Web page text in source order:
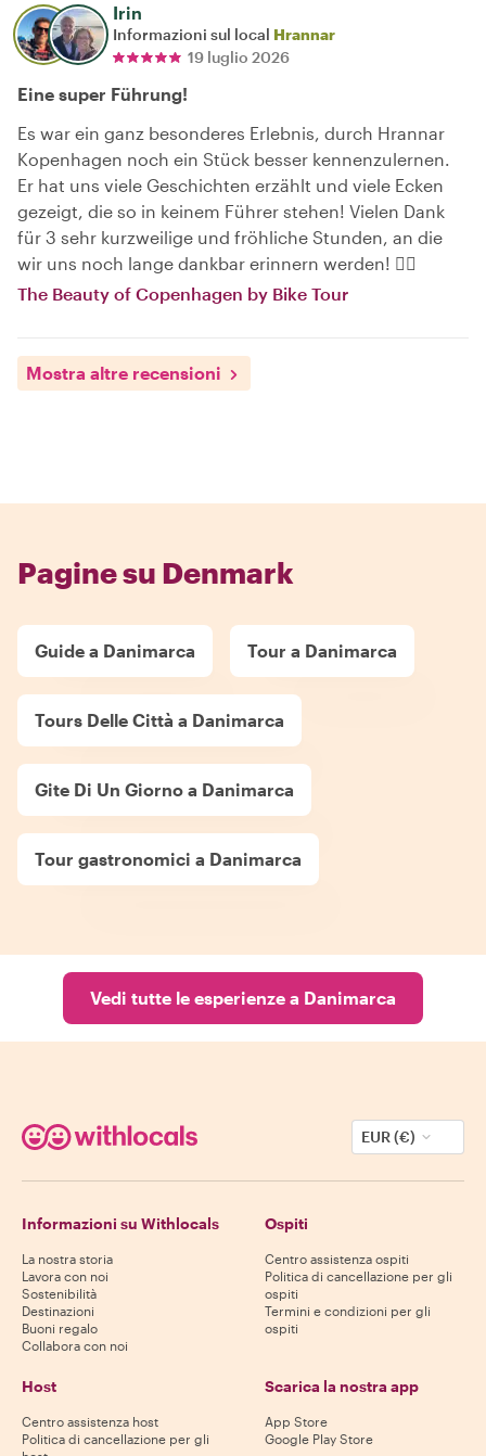
Irin
Informazioni sul local Hrannar
19 luglio 2026
Eine super Führung!
Es war ein ganz besonderes Erlebnis, durch Hrannar
Kopenhagen noch ein Stück besser kennenzulernen.
Er hat uns viele Geschichten erzählt und viele Ecken
gezeigt, die so in keinem Führer stehen! Vielen Dank
für 3 sehr kurzweilige und fröhliche Stunden, an die
wir uns noch lange dankbar erinnern werden! 👍🏻
The Beauty of Copenhagen by Bike Tour
Mostra altre recensioni
Pagine su Denmark
Guide a Danimarca Tour a Danimarca
Tours Delle Città a Danimarca
Gite Di Un Giorno a Danimarca
Tour gastronomici a Danimarca
Vedi tutte le esperienze a Danimarca
EUR (€)
Informazioni su Withlocals
La nostra storia
Lavora con noi
Sostenibilità
Destinazioni
Buoni regalo
Collabora con noi
Ospiti
Centro assistenza ospiti
Politica di cancellazione per gli
ospiti
Termini e condizioni per gli
ospiti
Host
Centro assistenza host
Politica di cancellazione per gli
Scarica la nostra app
App Store
Google Play Store